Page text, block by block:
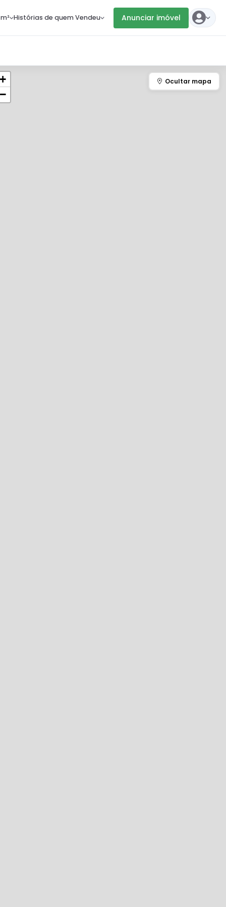
Histórias de quem Vendeu Anunciar imóvel
+
−